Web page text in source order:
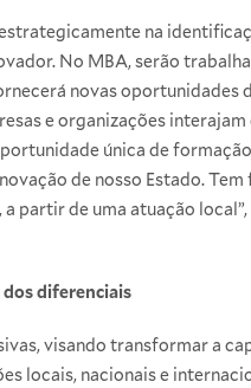
na
No MBA, serão
novas
e organizações
única de
de nosso Estado.
partir de uma atuação
dos diferenciais
visando transformar a
locais, nacionais e